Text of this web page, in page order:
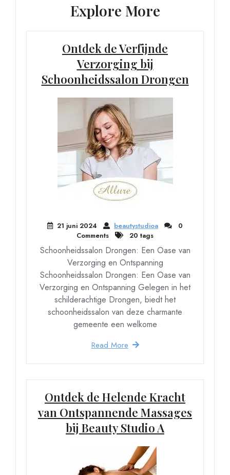
Explore More
Ontdek de Verfijnde
Verzorging bij
Schoonheidssalon Drongen
21 juni 2024 beautystudioa
0
Comments
20 tags
Schoonheidssalon Drongen: Een Oase van
Verzorging en Ontspanning
Schoonheidssalon Drongen: Een Oase van
Verzorging en Ontspanning Gelegen in het
schilderachtige Drongen, biedt het
schoonheidssalon van deze charmante
gemeente een welkome
Read More
Ontdek de Helende Kracht
van Ontspannende Massages
bij Beauty Studio A